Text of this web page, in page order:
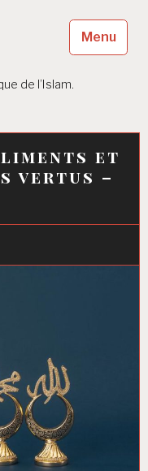
de l’Islam.
Menu
et
vertus –